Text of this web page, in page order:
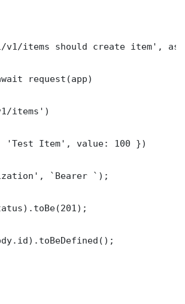
v1/items should create item',
request(app)
items')
'Test Item', value: 100 })
`Bearer `);